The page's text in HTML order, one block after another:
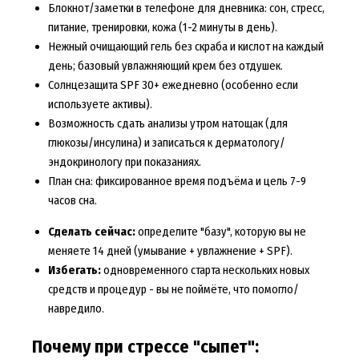
Блокнот/заметки в телефоне для дневника: сон, стресс,
питание, тренировки, кожа (1-2 минуты в день).
Нежный очищающий гель без скраба и кислот на каждый
день; базовый увлажняющий крем без отдушек.
Солнцезащита SPF 30+ ежедневно (особенно если
используете активы).
Возможность сдать анализы утром натощак (для
глюкозы/инсулина) и записаться к дерматологу/
эндокринологу при показаниях.
План сна: фиксированное время подъёма и цель 7-9
часов сна.
Сделать сейчас:определите "базу", которую вы не
меняете 14 дней (умывание + увлажнение + SPF).
Избегать:одновременного старта нескольких новых
средств и процедур - вы не поймёте, что помогло/
навредило.
Почему при стрессе "сыпет":